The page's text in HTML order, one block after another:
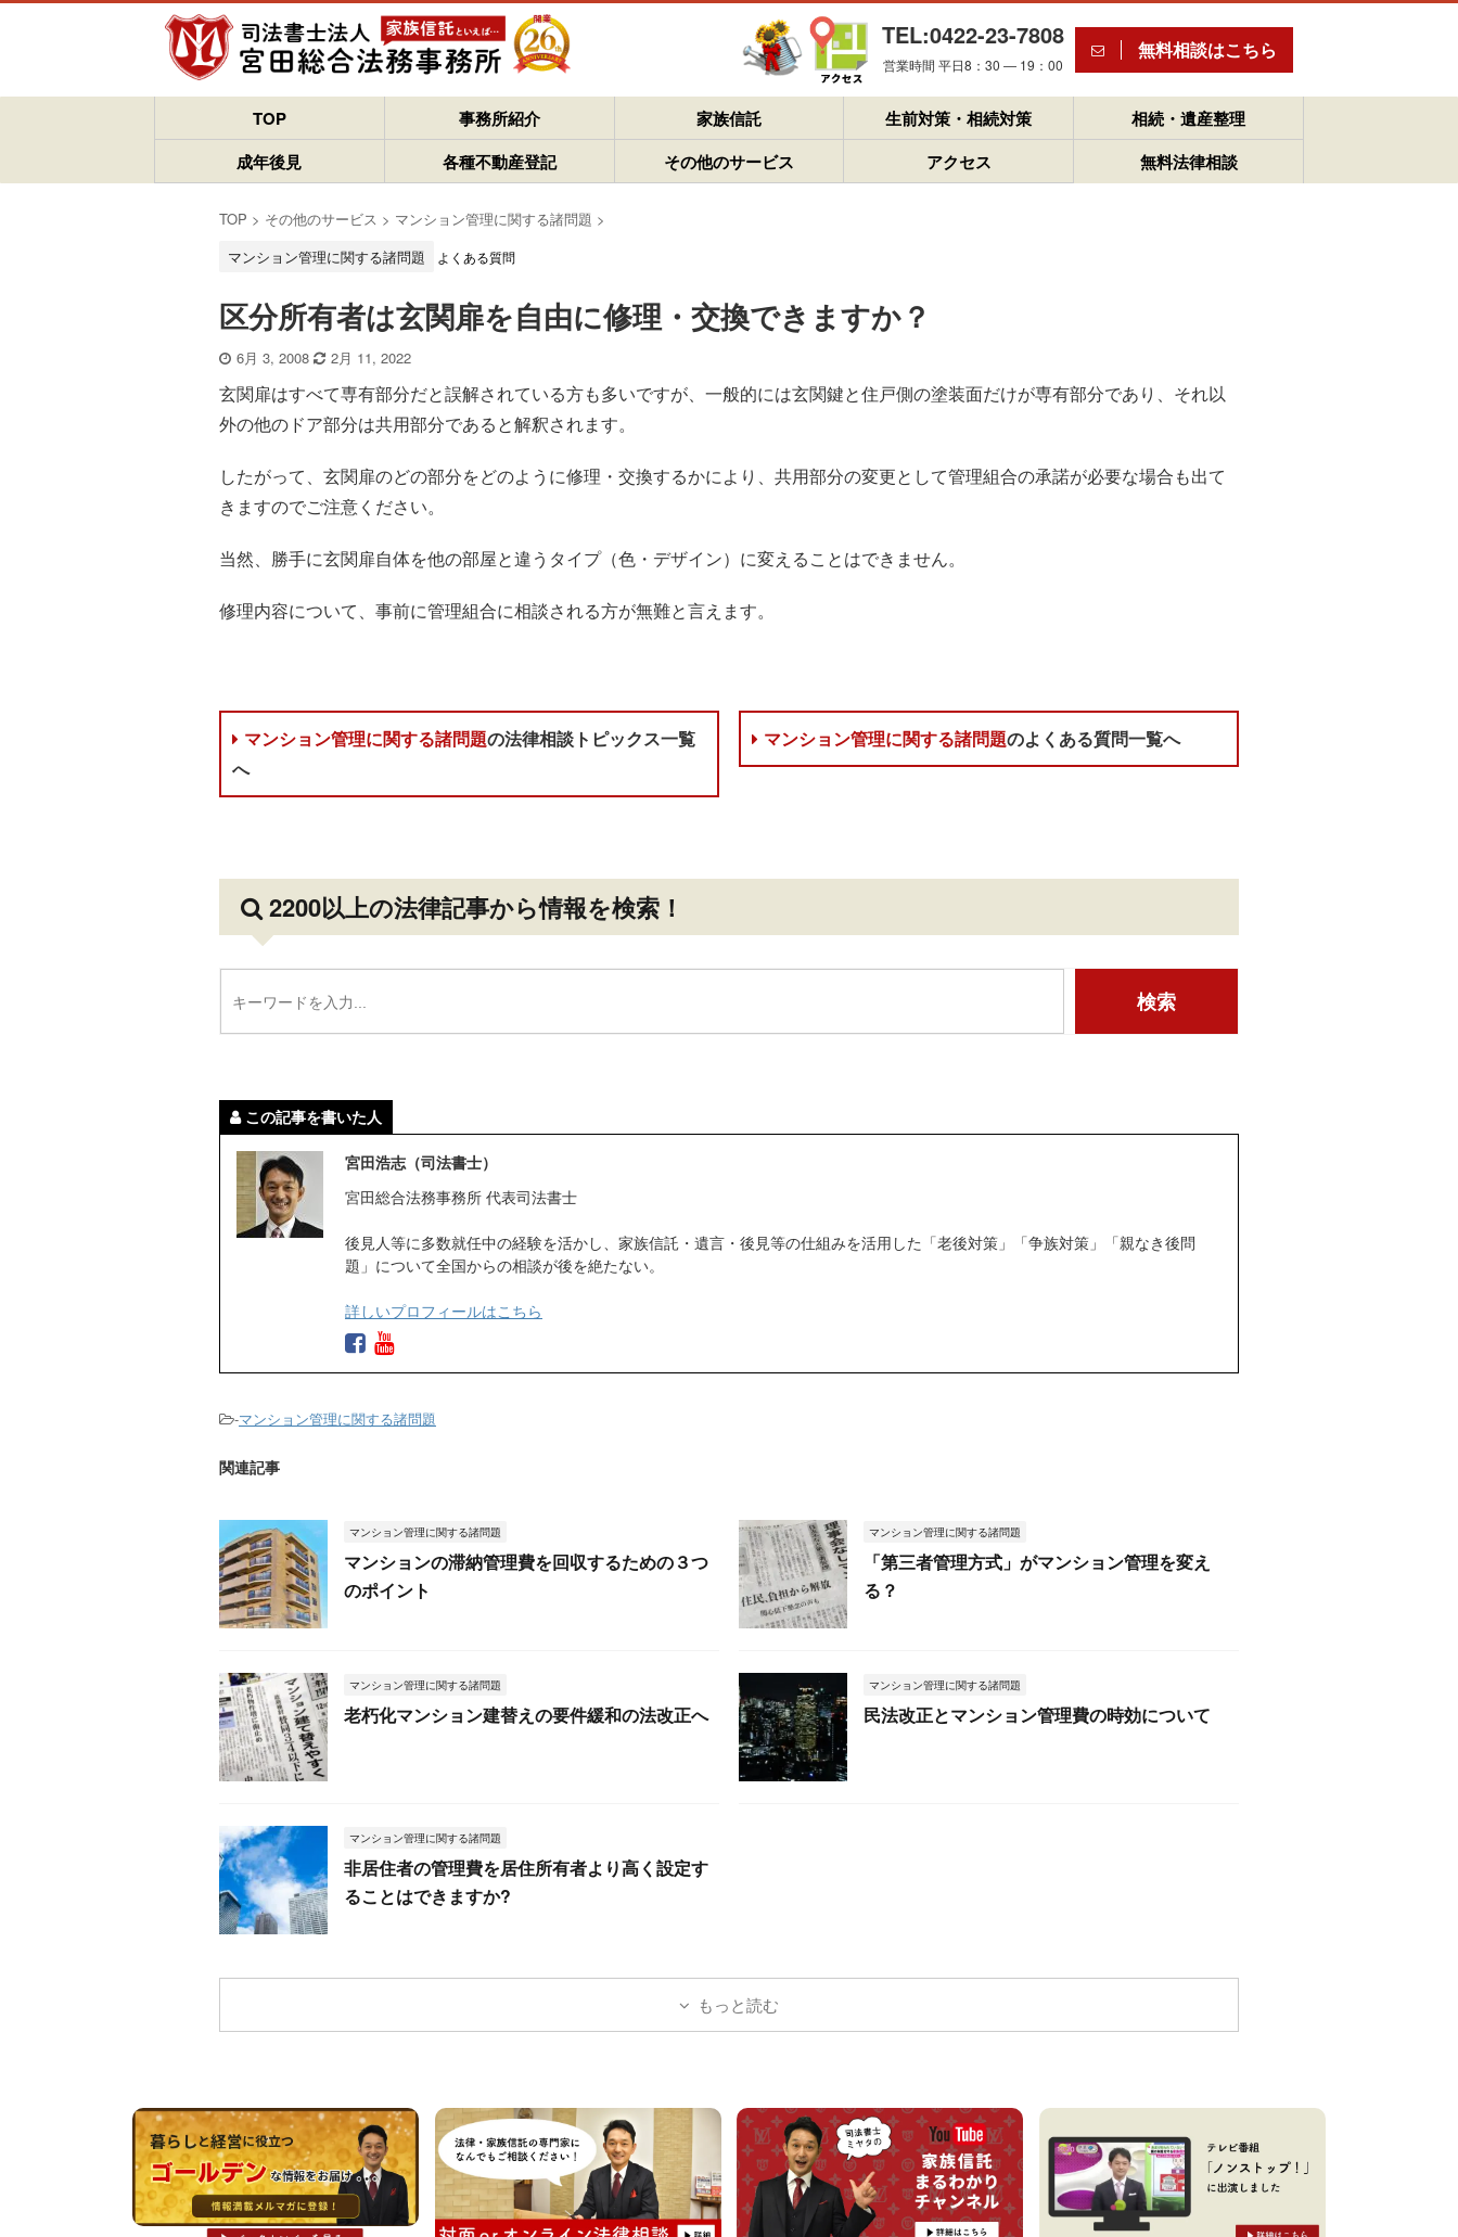
TEL:0422-23-7808
営業時間 平日8：30 ― 19：00
無料相談はこちら
TOP 事務所紹介 家族信託 生前対策・相続対策
相続・遺産整理
成年後見
各種不動産登記 その他のサービス アクセス 無料法律相談
TOP > その他のサービス > マンション管理に関する諸問題 >
マンション管理に関する諸問題
よくある質問
区分所有者は玄関扉を自由に修理・交換できますか？
6月 3, 2008 2月 11, 2022
玄関扉はすべて専有部分だと誤解されている方も多いですが、一般的には玄関鍵と住戸側の塗装面だけが専有部分であり、それ以
外の他のドア部分は共用部分であると解釈されます。
したがって、玄関扉のどの部分をどのように修理・交換するかにより、共用部分の変更として管理組合の承諾が必要な場合も出て
きますのでご注意ください。
当然、勝手に玄関扉自体を他の部屋と違うタイプ（色・デザイン）に変えることはできません。
修理内容について、事前に管理組合に相談される方が無難と言えます。
マンション管理に関する諸問題の法律相談トピックス一覧
へ
マンション管理に関する諸問題のよくある質問一覧へ
2200以上の法律記事から情報を検索！
この記事を書いた人
宮田浩志（司法書士）
宮田総合法務事務所 代表司法書士
後見人等に多数就任中の経験を活かし、家族信託・遺言・後見等の仕組みを活用した「老後対策」「争族対策」「親なき後問
題」について全国からの相談が後を絶たない。
詳しいプロフィールはこちら
-マンション管理に関する諸問題
関連記事
マンション管理に関する諸問題
マンションの滞納管理費を回収するための３つ
のポイント
マンション管理に関する諸問題
「第三者管理方式」がマンション管理を変え
る？
マンション管理に関する諸問題
老朽化マンション建替えの要件緩和の法改正へ
マンション管理に関する諸問題
民法改正とマンション管理費の時効について
マンション管理に関する諸問題
非居住者の管理費を居住所有者より高く設定す
ることはできますか?
もっと読む